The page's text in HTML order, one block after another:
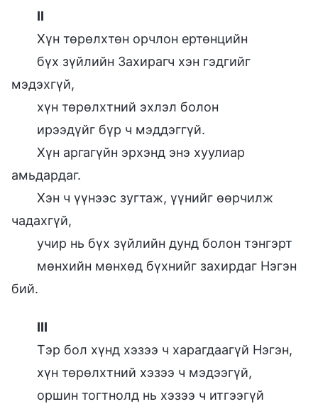
II
Хүн төрөлхтөн орчлон ертөнцийн
бүх зүйлийн Захирагч хэн гэдгийг
мэдэхгүй,
хүн төрөлхтний эхлэл болон
ирээдүйг бүр ч мэддэггүй.
Хүн аргагүйн эрхэнд энэ хуулиар
амьдардаг.
Хэн ч үүнээс зугтаж, үүнийг өөрчилж
чадахгүй,
учир нь бүх зүйлийн дунд болон тэнгэрт
мөнхийн мөнхөд бүхнийг захирдаг Нэгэн
бий.
III
Тэр бол хүнд хэзээ ч харагдаагүй Нэгэн,
хүн төрөлхтний хэзээ ч мэдээгүй,
оршин тогтнолд нь хэзээ ч итгээгүй